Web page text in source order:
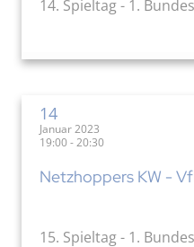
14. Spieltag - 1.
14
Januar 2023
19:00 - 20:30
Netzhoppers KW -
15. Spieltag - 1.